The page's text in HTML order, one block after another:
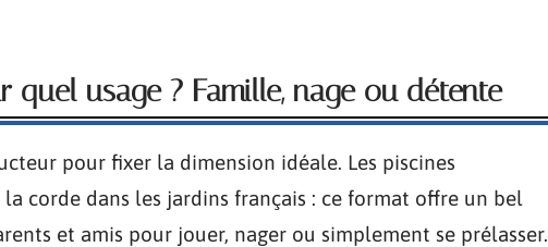
quel usage ? Famille, nage ou détente
pour fixer la dimension idéale. Les piscines
corde dans les jardins français : ce format offre un bel
et amis pour jouer, nager ou simplement se prélasser.